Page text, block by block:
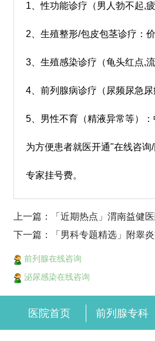
1、性功能诊疗（男人勃不起,
2、生殖整形/包皮包茎诊疗：
3、生殖感染诊疗（龟头红点,
4、前列腺病诊疗（尿频尿急尿
5、男性不育（精液异常等）
为方便患者就医开通"在线咨
专家挂号费。
上一篇：「近期热点」渭南益健
下一篇：「男科专题精选」附睾
前列腺在线咨询
泌尿感染在线咨询
医院首页 前列腺专科